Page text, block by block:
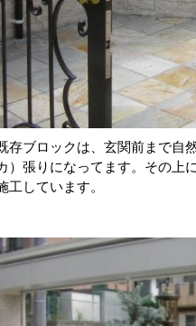
存ブロックは、玄関前まで自
）張りになってます。その上
工しています。